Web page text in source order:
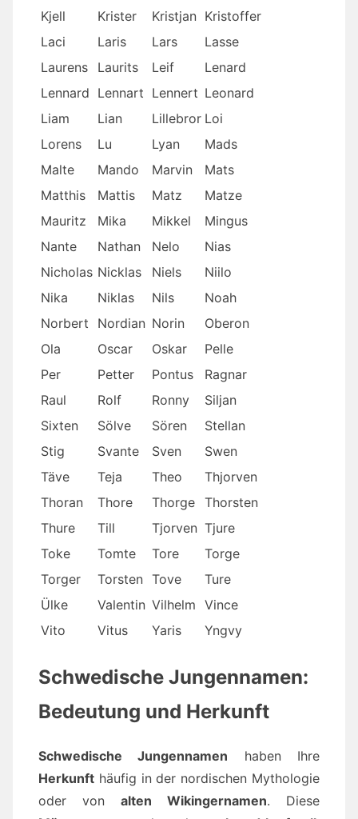
Kjell
Krister Kristjan Kristoffer
Laci
Laris Lars
Lasse
Laurens
Laurits Leif
Lenard
Lennard Lennart Lennert Leonard
Liam
Lian Lillebror Loi
Lorens
Lu Lyan
Mads
Malte
Mando Marvin
Mats
Matthis
Mattis Matz
Matze
Mauritz
Mika Mikkel
Mingus
Nante
Nathan Nelo
Nias
Nicholas Nicklas Niels
Niilo
Nika
Niklas Nils
Noah
Norbert
Nordian Norin
Oberon
Ola
Oscar Oskar
Pelle
Per
Petter Pontus
Ragnar
Raul
Rolf Ronny
Siljan
Sixten
Sölve Sören
Stellan
Stig
Svante Sven
Swen
Täve
Teja Theo
Thjorven
Thoran
Thore Thorge Thorsten
Thure
Till Tjorven Tjure
Toke
Tomte Tore
Torge
Torger
Torsten Tove
Ture
Ülke
Valentin Vilhelm Vince
Vito
Vitus Yaris Yngvy
Schwedische Jungennamen:
Bedeutung und Herkunft
Schwedische Jungennamen haben Ihre
Herkunft häufig in der nordischen Mythologie
oder von alten Wikingernamen. Diese